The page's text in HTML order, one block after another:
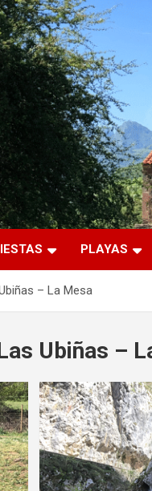
PLAYAS
– La Mesa
Ubiñas –